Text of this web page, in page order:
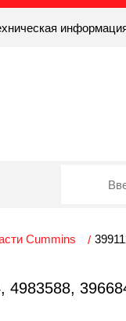
Cummins
4983588,